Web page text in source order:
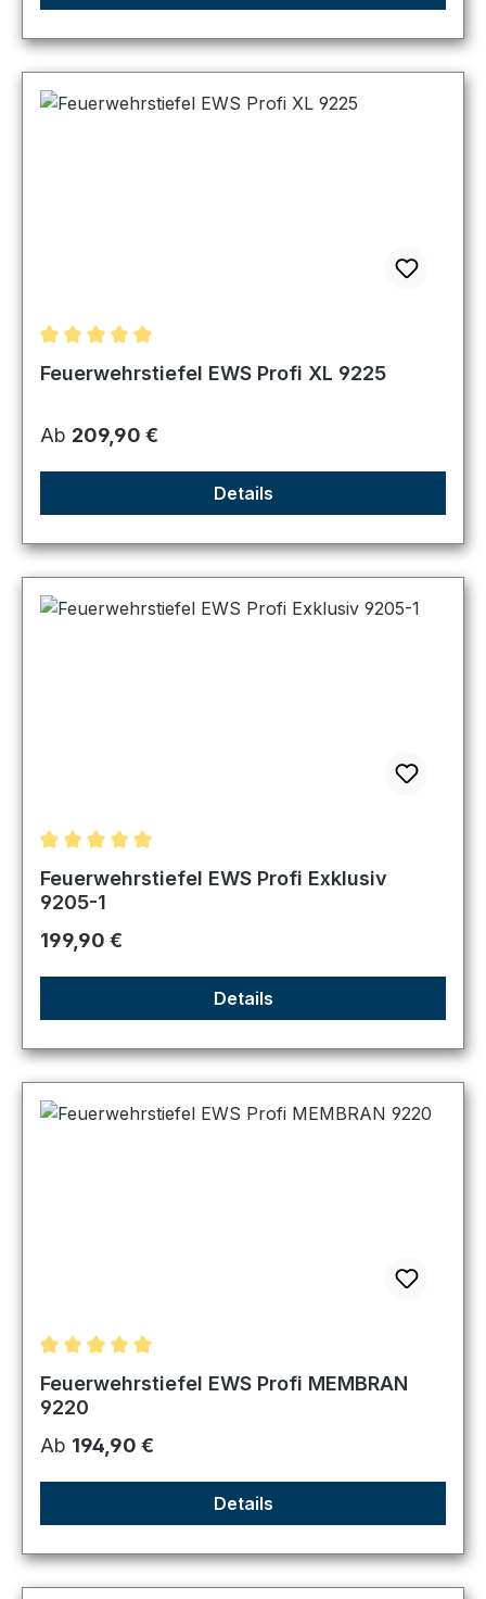
Durchschnittliche Bewertung von 5 von 5 Sternen
Feuerwehrstiefel EWS Profi XL 9225
Regulärer Preis:
Ab 209,90 €
Details
Durchschnittliche Bewertung von 5 von 5 Sternen
Feuerwehrstiefel EWS Profi Exklusiv
9205-1
Regulärer Preis:
199,90 €
Details
Durchschnittliche Bewertung von 5 von 5 Sternen
Feuerwehrstiefel EWS Profi MEMBRAN
9220
Regulärer Preis:
Ab 194,90 €
Details